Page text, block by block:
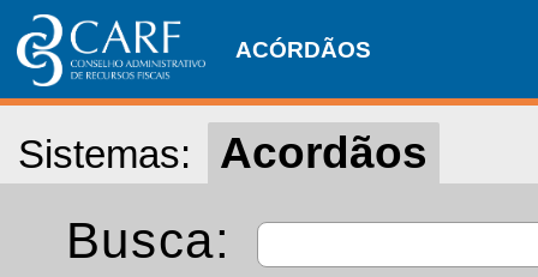
ACÓRDÃOS
Sistemas: Acordãos
Busca: